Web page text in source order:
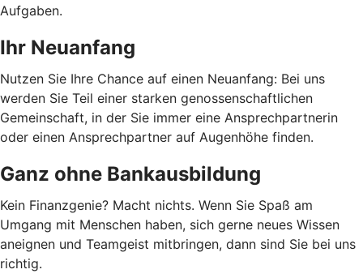
Aufgaben.
Ihr Neuanfang
Nutzen Sie Ihre Chance auf einen Neuanfang: Bei uns
werden Sie Teil einer starken genossenschaftlichen
Gemeinschaft, in der Sie immer eine Ansprechpartnerin
oder einen Ansprechpartner auf Augenhöhe finden.
Ganz ohne Bankausbildung
Kein Finanzgenie? Macht nichts. Wenn Sie Spaß am
Umgang mit Menschen haben, sich gerne neues Wissen
aneignen und Teamgeist mitbringen, dann sind Sie bei uns
richtig.